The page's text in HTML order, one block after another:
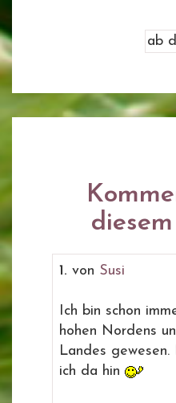
1. von Susi
Ich bin schon
hohen Nordens
Landes gewesen.
ich da hin